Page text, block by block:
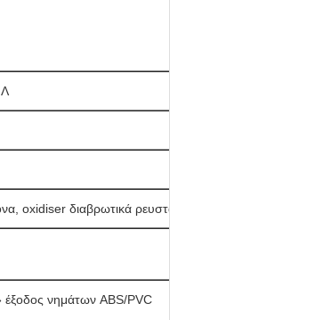
oxidiser διαβρωτικά ρευστά
έξοδος νημάτων ABS/PVC